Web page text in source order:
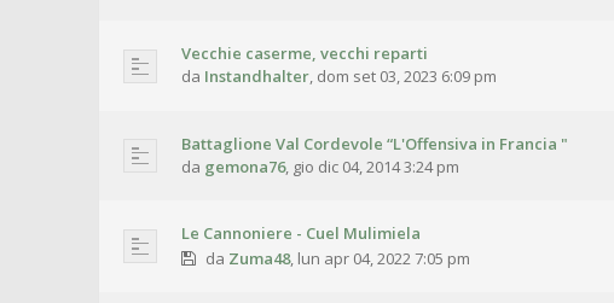
Vecchie caserme, vecchi reparti
da Instandhalter, dom set 03, 2023 6:09 pm
Battaglione Val Cordevole “L'Offensiva in Francia "
da gemona76, gio dic 04, 2014 3:24 pm
Le Cannoniere - Cuel Mulimiela
da Zuma48, lun apr 04, 2022 7:05 pm